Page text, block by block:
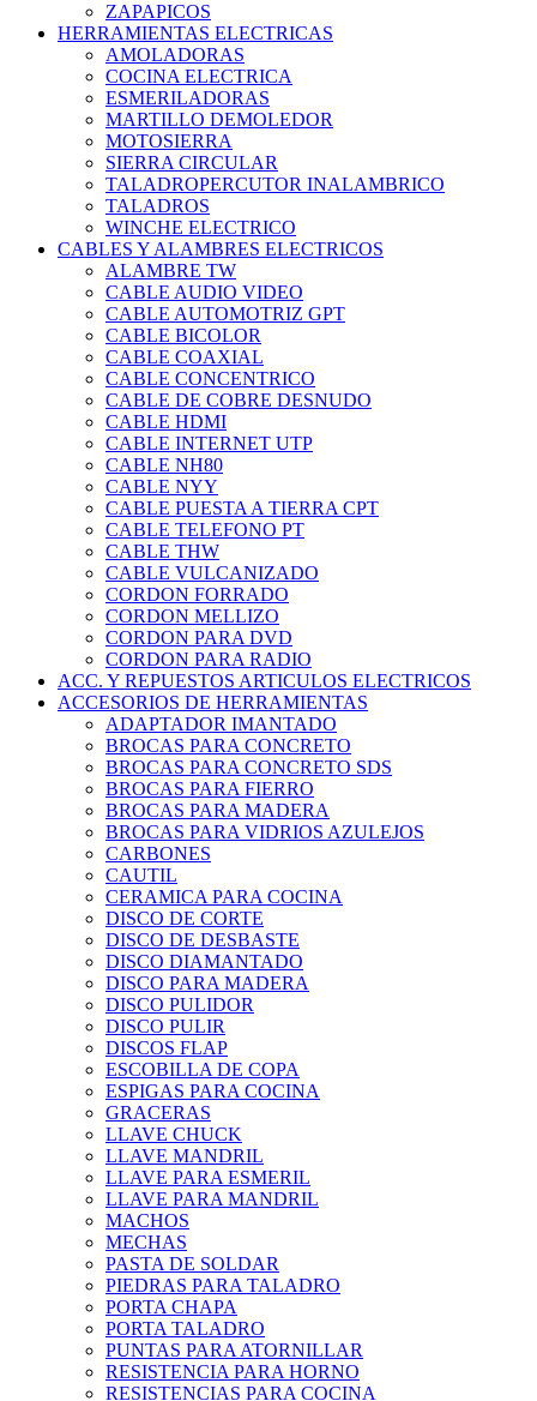
ZAPAPICOS
HERRAMIENTAS ELECTRICAS
AMOLADORAS
COCINA ELECTRICA
ESMERILADORAS
MARTILLO DEMOLEDOR
MOTOSIERRA
SIERRA CIRCULAR
TALADROPERCUTOR INALAMBRICO
TALADROS
WINCHE ELECTRICO
CABLES Y ALAMBRES ELECTRICOS
ALAMBRE TW
CABLE AUDIO VIDEO
CABLE AUTOMOTRIZ GPT
CABLE BICOLOR
CABLE COAXIAL
CABLE CONCENTRICO
CABLE DE COBRE DESNUDO
CABLE HDMI
CABLE INTERNET UTP
CABLE NH80
CABLE NYY
CABLE PUESTA A TIERRA CPT
CABLE TELEFONO PT
CABLE THW
CABLE VULCANIZADO
CORDON FORRADO
CORDON MELLIZO
CORDON PARA DVD
CORDON PARA RADIO
ACC. Y REPUESTOS ARTICULOS ELECTRICOS
ACCESORIOS DE HERRAMIENTAS
ADAPTADOR IMANTADO
BROCAS PARA CONCRETO
BROCAS PARA CONCRETO SDS
BROCAS PARA FIERRO
BROCAS PARA MADERA
BROCAS PARA VIDRIOS AZULEJOS
CARBONES
CAUTIL
CERAMICA PARA COCINA
DISCO DE CORTE
DISCO DE DESBASTE
DISCO DIAMANTADO
DISCO PARA MADERA
DISCO PULIDOR
DISCO PULIR
DISCOS FLAP
ESCOBILLA DE COPA
ESPIGAS PARA COCINA
GRACERAS
LLAVE CHUCK
LLAVE MANDRIL
LLAVE PARA ESMERIL
LLAVE PARA MANDRIL
MACHOS
MECHAS
PASTA DE SOLDAR
PIEDRAS PARA TALADRO
PORTA CHAPA
PORTA TALADRO
PUNTAS PARA ATORNILLAR
RESISTENCIA PARA HORNO
RESISTENCIAS PARA COCINA